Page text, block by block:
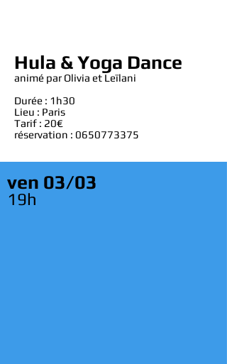
Hula & Yoga Dance
animé par Olivia et Leïlani
Durée : 1h30
Lieu : Paris
Tarif : 20€
réservation : 0650773375
ven 03/03
19h